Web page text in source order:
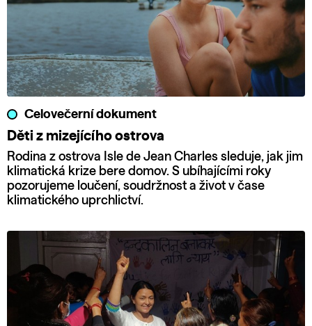
Celovečerní dokument
Děti z mizejícího ostrova
Rodina z ostrova Isle de Jean Charles sleduje, jak jim
klimatická krize bere domov. S ubíhajícími roky
pozorujeme loučení, soudržnost a život v čase
klimatického uprchlictví.